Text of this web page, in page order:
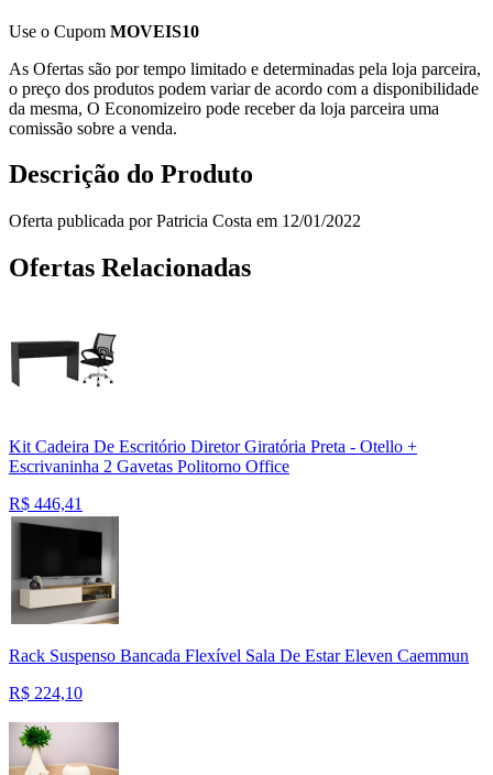
Use o Cupom MOVEIS10
As Ofertas são por tempo limitado e determinadas pela loja parceira,
o preço dos produtos podem variar de acordo com a disponibilidade
da mesma, O Economizeiro pode receber da loja parceira uma
comissão sobre a venda.
Descrição do Produto
Oferta publicada por Patricia Costa em 12/01/2022
Ofertas Relacionadas
Kit Cadeira De Escritório Diretor Giratória Preta - Otello +
Escrivaninha 2 Gavetas Politorno Office
R$ 446,41
Rack Suspenso Bancada Flexível Sala De Estar Eleven Caemmun
R$ 224,10